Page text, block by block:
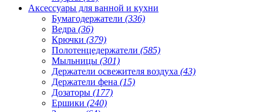
Аксессуары для ванной и кухни
Бумагодержатели (336)
Ведра (36)
Крючки (379)
Полотенцедержатели (585)
Мыльницы (301)
Держатели освежителя воздуха (43)
Держатели фена (15)
Дозаторы (177)
Ершики (240)